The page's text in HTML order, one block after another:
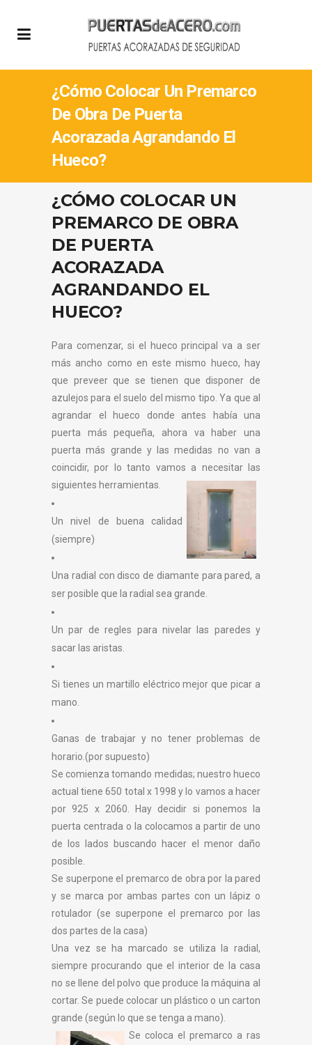
¿Cómo Colocar Un Premarco
De Obra De Puerta
Acorazada Agrandando El
Hueco?
¿CÓMO COLOCAR UN
PREMARCO DE OBRA
DE PUERTA
ACORAZADA
AGRANDANDO EL
HUECO?
Para comenzar, si el hueco principal va a ser
más ancho como en este mismo hueco, hay
que preveer que se tienen que disponer de
azulejos para el suelo del mismo tipo. Ya que al
agrandar el hueco donde antes había una
puerta más pequeña, ahora va haber una
puerta más grande y las medidas no van a
coincidir, por lo tanto vamos a necesitar las
siguientes herramientas.
Un nivel de buena calidad
(siempre)
Una radial con disco de diamante para pared, a
ser posible que la radial sea grande.
Un par de regles para nivelar las paredes y
sacar las aristas.
Si tienes un martillo eléctrico mejor que picar a
mano.
Ganas de trabajar y no tener problemas de
horario.(por supuesto)
Se comienza tomando medidas; nuestro hueco
actual tiene 650 total x 1998 y lo vamos a hacer
por 925 x 2060. Hay decidir si ponemos la
puerta centrada o la colocamos a partir de uno
de los lados buscando hacer el menor daño
posible.
Se superpone el premarco de obra por la pared
y se marca por ambas partes con un lápiz o
rotulador (se superpone el premarco por las
dos partes de la casa)
Una vez se ha marcado se utiliza la radial,
siempre procurando que el interior de la casa
no se llene del polvo que produce la máquina al
cortar. Se puede colocar un plástico o un carton
grande (según lo que se tenga a mano).
Se coloca el premarco a ras